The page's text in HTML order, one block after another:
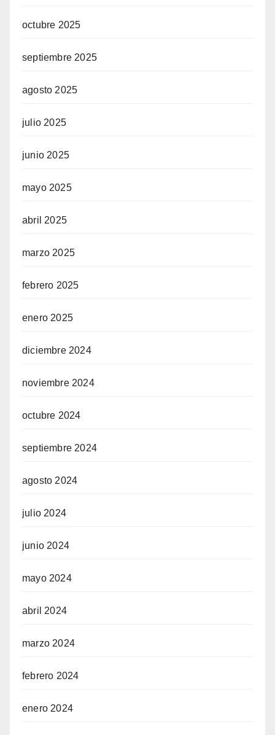
octubre 2025
septiembre 2025
agosto 2025
julio 2025
junio 2025
mayo 2025
abril 2025
marzo 2025
febrero 2025
enero 2025
diciembre 2024
noviembre 2024
octubre 2024
septiembre 2024
agosto 2024
julio 2024
junio 2024
mayo 2024
abril 2024
marzo 2024
febrero 2024
enero 2024